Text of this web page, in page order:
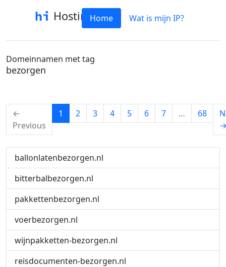
HostinfoHome Wat is mijn IP?
Domeinnamen met tag
bezorgen
←
Previous
1 (current)
2 3 4 5 6 7 … 68
ballonlatenbezorgen.nl
bitterbalbezorgen.nl
pakkettenbezorgen.nl
voerbezorgen.nl
wijnpakketten-bezorgen.nl
reisdocumenten-bezorgen.nl